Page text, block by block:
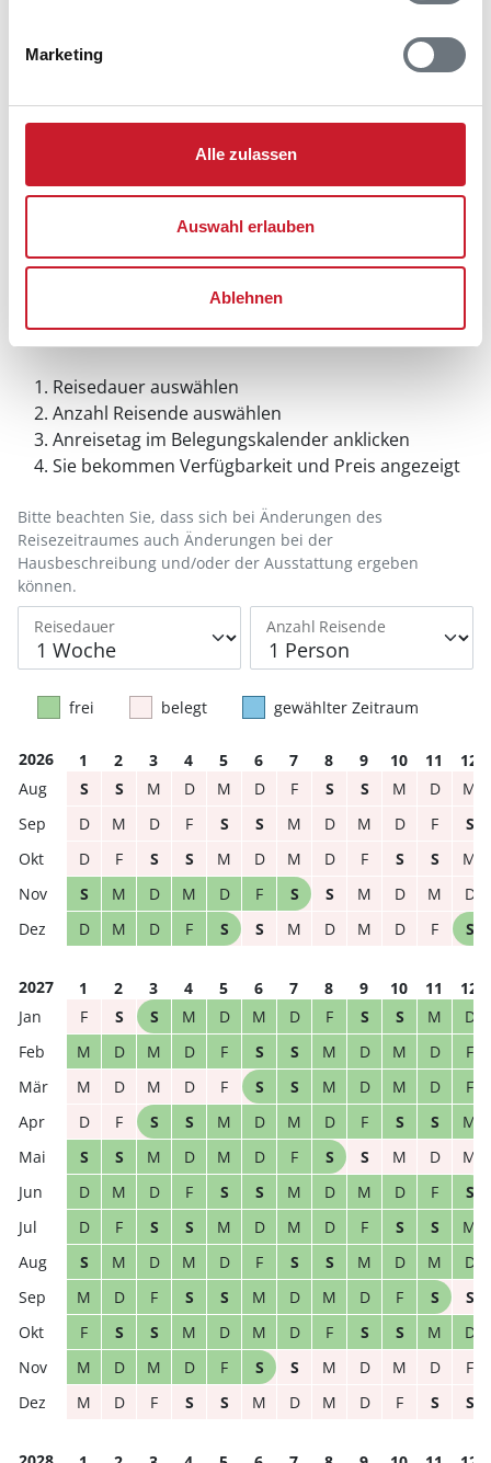
Marketing
Alle zulassen
Auswahl erlauben
Ablehnen
Belegungskalender
Reisedauer auswählen
Anzahl Reisende auswählen
Anreisetag im Belegungskalender anklicken
Sie bekommen Verfügbarkeit und Preis angezeigt
Reisedauer Anzahl Reisende
Bitte beachten Sie, dass sich bei Änderungen des
Reisezeitraumes auch Änderungen bei der
Hausbeschreibung und/oder der Ausstattung ergeben
können.
frei belegt gewählter Zeitraum
2026 1 2 3 4 5 6 7 8 9 10 11
12
S
S M D M D F S S M D
M
D
M D F S S M D M D F
S
D
F S S M D M D F S S
M
S
M D M D F S S M D M
D
D
M D F S S M D M D F S
2027 1 2 3 4 5 6 7 8 9 10 11
12
F
S S M D M D F S S M
D
M
D M D F S S M D M D
F
M
D M D F S S M D M D
F
D
F S S M D M D F S S
M
S
S M D M D F S S M D
M
D
M D F S S M D M D F
S
D
F S S M D M D F S S
M
S
M D M D F S S M D M
D
M
D F S S M D M D F S
S
F
S S M D M D F S S M
D
M
D M D F S S M D M D
F
M
D F S S M D M D F S S